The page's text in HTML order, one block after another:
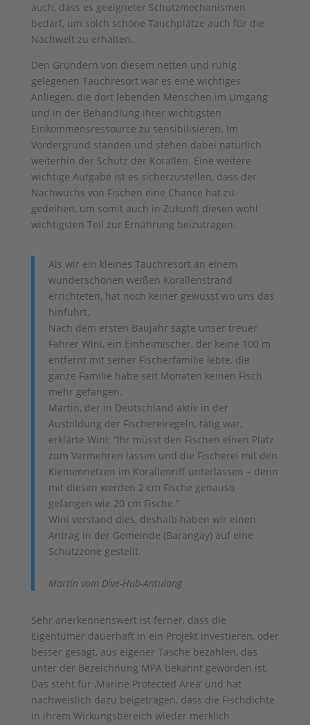
auch, dass es geeigneter Schutzmechanismen
bedarf, um solch schöne Tauchplätze auch für die
Nachwelt zu erhalten.
Den Gründern von diesem netten und ruhig
gelegenen Tauchresort war es eine wichtiges
Anliegen, die dort lebenden Menschen im Umgang
und in der Behandlung ihrer wichtigsten
Einkommensressource zu sensibilisieren. Im
Vordergrund standen und stehen dabei natürlich
weiterhin der Schutz der Korallen. Eine weitere
wichtige Aufgabe ist es sicherzustellen, dass der
Nachwuchs von Fischen eine Chance hat zu
gedeihen, um somit auch in Zukunft diesen wohl
wichtigsten Teil zur Ernährung beizutragen.
Als wir ein kleines Tauchresort an einem
wunderschönen weißen Korallenstrand
errichteten, hat noch keiner gewusst wo uns das
hinführt.
Nach dem ersten Baujahr sagte unser treuer
Fahrer Wini, ein Einheimischer, der keine 100 m
entfernt mit seiner Fischerfamilie lebte, die
ganze Familie habe seit Monaten keinen Fisch
mehr gefangen.
Martin, der in Deutschland aktiv in der
Ausbildung der Fischereiregeln, tätig war,
erklärte Wini: “Ihr müsst den Fischen einen Platz
zum Vermehren lassen und die Fischerei mit den
Kiemennetzen im Korallenriff unterlassen – denn
mit diesen werden 2 cm Fische genauso
gefangen wie 20 cm Fische.”
Wini verstand dies, deshalb haben wir einen
Antrag in der Gemeinde (Barangay) auf eine
Schutzzone gestellt.
Martin vom Dive-Hub-Antulang
Sehr anerkennenswert ist ferner, dass die
Eigentümer dauerhaft in ein Projekt investieren, oder
besser gesagt, aus eigener Tasche bezahlen, das
unter der Bezeichnung MPA bekannt geworden ist.
Das steht für ‚Marine Protected Area‘ und hat
nachweislich dazu beigetragen, dass die Fischdichte
in ihrem Wirkungsbereich wieder merklich